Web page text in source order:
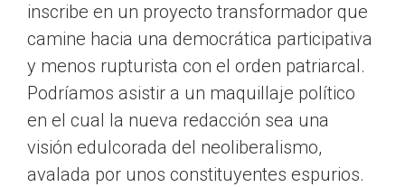
inscribe en un proyecto transformador que
camine hacia una democrática participativa
y menos rupturista con el orden patriarcal.
Podríamos asistir a un maquillaje político
en el cual la nueva redacción sea una
visión edulcorada del neoliberalismo,
avalada por unos constituyentes espurios.